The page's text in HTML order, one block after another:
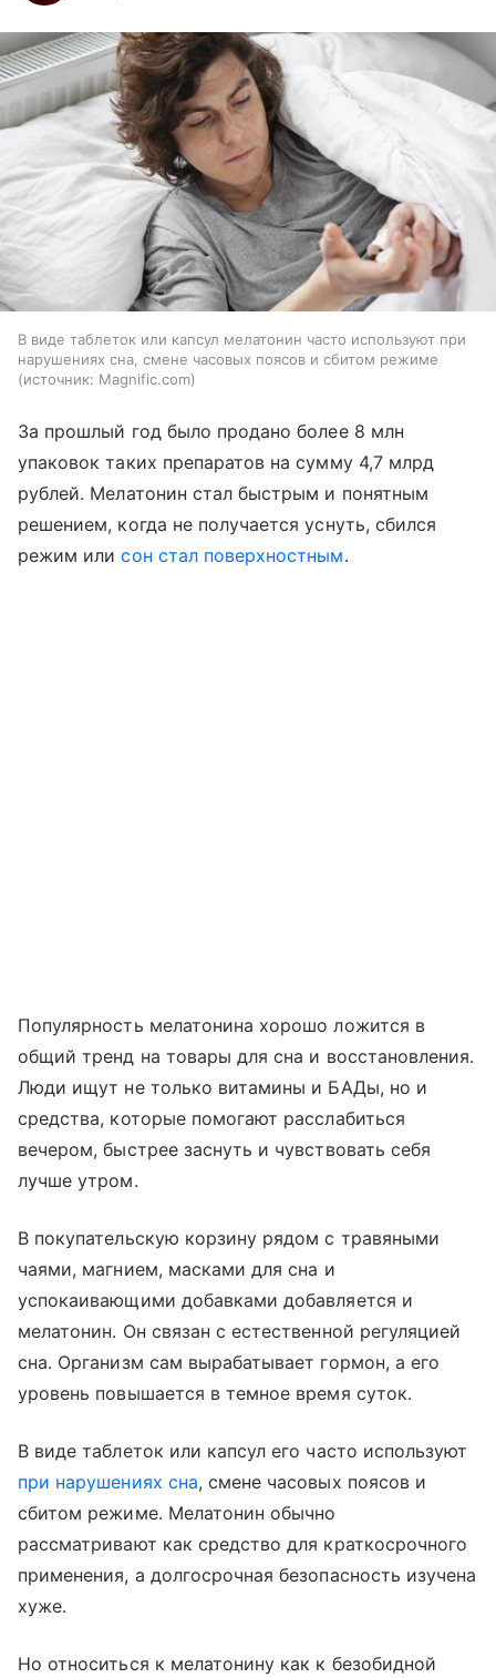
В виде таблеток или капсул мелатонин часто используют при
нарушениях сна, смене часовых поясов и сбитом режиме
источник: Magnific.com
За прошлый год было продано более 8 млн
упаковок таких препаратов на сумму 4,7 млрд
рублей. Мелатонин стал быстрым и понятным
решением, когда не получается уснуть, сбился
режим илисон стал поверхностным.
Популярность мелатонина хорошо ложится в
общий тренд на товары для сна и восстановления.
Люди ищут не только витамины и БАДы, но и
средства, которые помогают расслабиться
вечером, быстрее заснуть и чувствовать себя
лучше утром.
В покупательскую корзину рядом с травяными
чаями, магнием, масками для сна и
успокаивающими добавками добавляется и
мелатонин. Он связан с естественной регуляцией
сна. Организм сам вырабатывает гормон, а его
уровень повышается в темное время суток.
В виде таблеток или капсул его часто используют
при нарушениях сна, смене часовых поясов и
сбитом режиме. Мелатонин обычно
рассматривают как средство для краткосрочного
применения, а долгосрочная безопасность изучена
хуже.
Но относиться к мелатонину как к безобидной